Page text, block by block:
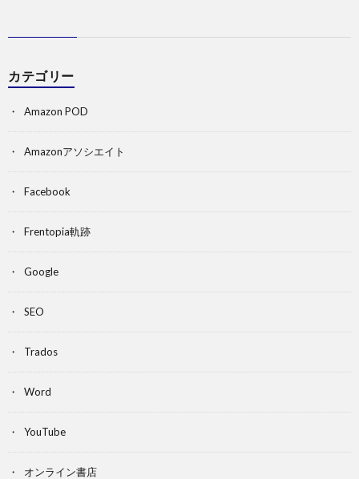
カテゴリー
Amazon POD
Amazonアソシエイト
Facebook
Frentopia軌跡
Google
SEO
Trados
Word
YouTube
オンライン書店